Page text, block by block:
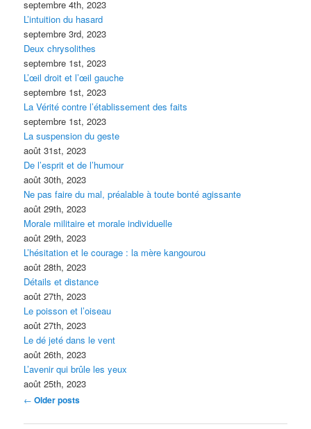
septembre 4th, 2023
L’intuition du hasard
septembre 3rd, 2023
Deux chrysolithes
septembre 1st, 2023
L’œil droit et l’œil gauche
septembre 1st, 2023
La Vérité contre l’établissement des faits
septembre 1st, 2023
La suspension du geste
août 31st, 2023
De l’esprit et de l’humour
août 30th, 2023
Ne pas faire du mal, préalable à toute bonté agissante
août 29th, 2023
Morale militaire et morale individuelle
août 29th, 2023
L’hésitation et le courage : la mère kangourou
août 28th, 2023
Détails et distance
août 27th, 2023
Le poisson et l’oiseau
août 27th, 2023
Le dé jeté dans le vent
août 26th, 2023
L’avenir qui brûle les yeux
août 25th, 2023
Post navigation
← Older posts